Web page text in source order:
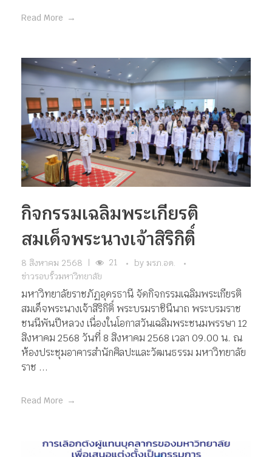
Read More
กิจกรรมเฉลิมพระเกียรติ
สมเด็จพระนางเจ้าสิริกิติ์
8 สิงหาคม 2568 | 21 by มรภ.อด.
ข่าวรอบรั้วมหาวิทยาลัย
มหาวิทยาลัยราชภัฏอุดรธานี จัดกิจกรรมเฉลิมพระเกียรติ
สมเด็จพระนางเจ้าสิริกิติ์ พระบรมราชินีนาถ พระบรมราช
ชนนีพันปีหลวง เนื่องในโอกาสวันเฉลิมพระชนมพรรษา 12
สิงหาคม 2568 วันที่ 8 สิงหาคม 2568 เวลา 09.00 น. ณ
ห้องประชุมอาคารสำนักศิลปะและวัฒนธรรม มหาวิทยาลัย
ราช ...
Read More